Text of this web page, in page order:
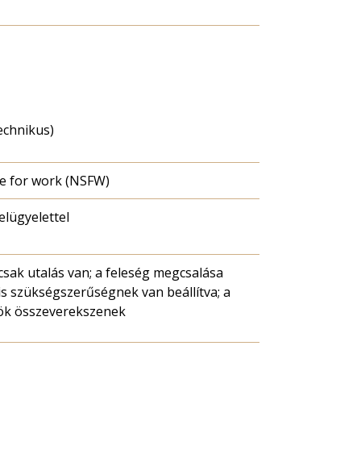
for work (NSFW)
utalás van; a feleség megcsalása
szükségszerűségnek van beállítva; a
összeverekszenek